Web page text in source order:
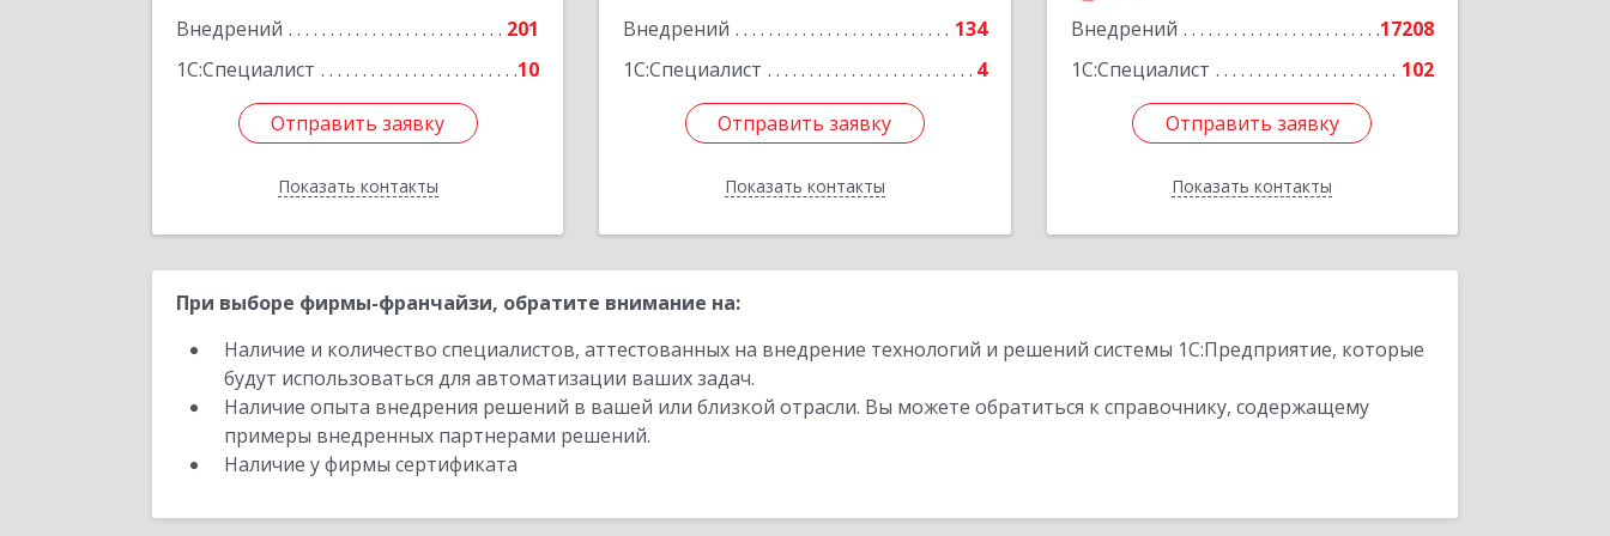
Внедрений
201
1С:Специалист
10
Отправить заявку
Показать контакты
Отправить заявку
Назад
Внедрений
134
1С:Специалист
4
Отправить заявку
Показать контакты
Отправить заявку
Назад
Внедрений
17208
1С:Специалист
102
Отправить заявку
Показать контакты
Отправить заявку
Назад
При выборе фирмы-франчайзи, обратите внимание на:
Наличие и количество специалистов, аттестованных на внедрение технологий и решений системы 1С:Предприятие, которые
будут использоваться для автоматизации ваших задач.
Наличие опыта внедрения решений в вашей или близкой отрасли. Вы можете обратиться к справочнику, содержащему
примеры внедренных партнерами решений.
Наличие у фирмы сертификата